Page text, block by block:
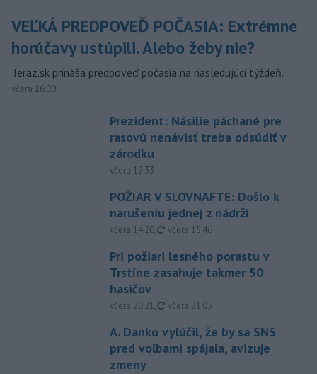
VEĽKÁ PREDPOVEĎ POČASIA: Extrémne
horúčavy ustúpili. Alebo žeby nie?
Teraz.sk prináša predpoveď počasia na nasledujúci týždeň.
včera 16:00
Prezident: Násilie páchané pre
rasovú nenávisť treba odsúdiť v
zárodku
včera 12:33
POŽIAR V SLOVNAFTE: Došlo k
narušeniu jednej z nádrží
včera 14:20, aktualizované
včera 15:46
Pri požiari lesného porastu v
Trstíne zasahuje takmer 50
hasičov
včera 20:21, aktualizované
včera 21:05
A. Danko vylúčil, že by sa SNS
pred voľbami spájala, avizuje
zmeny